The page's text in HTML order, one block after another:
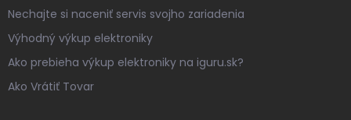
Nechajte si naceniť servis svojho zariadenia
Výhodný výkup elektroniky
Ako prebieha výkup elektroniky na iguru.sk?
Ako Vrátiť Tovar